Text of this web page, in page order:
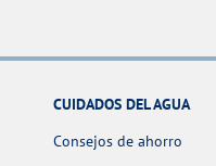
CUIDADOS DEL AGUA
Consejos de ahorro